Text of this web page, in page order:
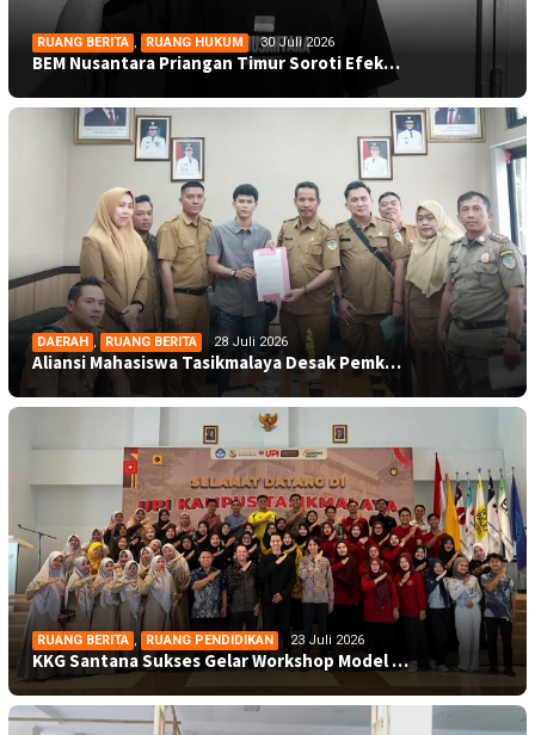
RUANG BERITA , RUANG HUKUM 30 Juli 2026
BEM Nusantara Priangan Timur Soroti Efek…
DAERAH , RUANG BERITA 28 Juli 2026
Aliansi Mahasiswa Tasikmalaya Desak Pemk…
RUANG BERITA , RUANG PENDIDIKAN 23 Juli 2026
KKG Santana Sukses Gelar Workshop Model …